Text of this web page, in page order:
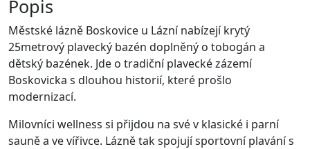
Popis
Městské lázně Boskovice u Lázní nabízejí krytý
25metrový plavecký bazén doplněný o tobogán a
dětský bazének. Jde o tradiční plavecké zázemí
Boskovicka s dlouhou historií, které prošlo
modernizací.
Milovníci wellness si přijdou na své v klasické i parní
sauně a ve vířivce. Lázně tak spojují sportovní plavání s